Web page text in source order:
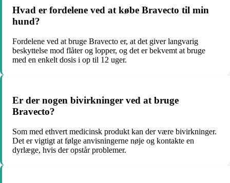
Hvad er fordelene ved at købe Bravecto til min
hund?
Fordelene ved at bruge Bravecto er, at det giver langvarig
beskyttelse mod flåter og lopper, og det er bekvemt at bruge
med en enkelt dosis i op til 12 uger.
Er der nogen bivirkninger ved at bruge
Bravecto?
Som med ethvert medicinsk produkt kan der være bivirkninger.
Det er vigtigt at følge anvisningerne nøje og kontakte en
dyrlæge, hvis der opstår problemer.